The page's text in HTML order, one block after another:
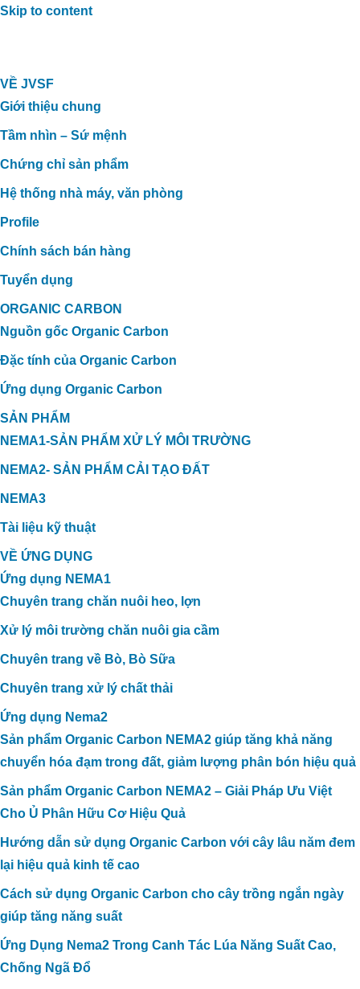
Skip to content
VỀ JVSF
Giới thiệu chung
Tầm nhìn – Sứ mệnh
Chứng chỉ sản phẩm
Hệ thống nhà máy, văn phòng
Profile
Chính sách bán hàng
Tuyển dụng
ORGANIC CARBON
Nguồn gốc Organic Carbon
Đặc tính của Organic Carbon
Ứng dụng Organic Carbon
SẢN PHẨM
NEMA1-SẢN PHẨM XỬ LÝ MÔI TRƯỜNG
NEMA2- SẢN PHẨM CẢI TẠO ĐẤT
NEMA3
Tài liệu kỹ thuật
VỀ ỨNG DỤNG
Ứng dụng NEMA1
Chuyên trang chăn nuôi heo, lợn
Xử lý môi trường chăn nuôi gia cầm
Chuyên trang về Bò, Bò Sữa
Chuyên trang xử lý chất thải
Ứng dụng Nema2
Sản phẩm Organic Carbon NEMA2 giúp tăng khả năng
chuyển hóa đạm trong đất, giảm lượng phân bón hiệu quả
Sản phẩm Organic Carbon NEMA2 – Giải Pháp Ưu Việt
Cho Ủ Phân Hữu Cơ Hiệu Quả
Hướng dẫn sử dụng Organic Carbon với cây lâu năm đem
lại hiệu quả kinh tế cao
Cách sử dụng Organic Carbon cho cây trồng ngắn ngày
giúp tăng năng suất
Ứng Dụng Nema2 Trong Canh Tác Lúa Năng Suất Cao,
Chống Ngã Đổ